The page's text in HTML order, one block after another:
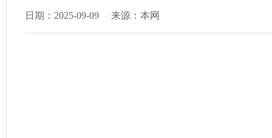
日期：2025-09-09 来源：本网